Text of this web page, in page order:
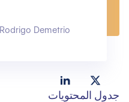
Rodrigo Demetrio
جدول المحتويات